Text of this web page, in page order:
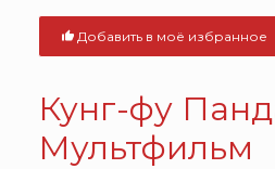
Добавить в моё избранное
Кунг-фу
Мультфильм